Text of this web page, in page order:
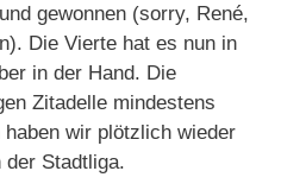
gewonnen (sorry, René,
Die Vierte hat es nun in
in der Hand. Die
Zitadelle mindestens
haben wir plötzlich wieder
Stadtliga.